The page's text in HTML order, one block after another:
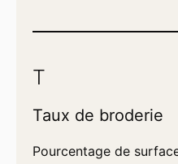
T
Taux de broderie
Pourcentage de